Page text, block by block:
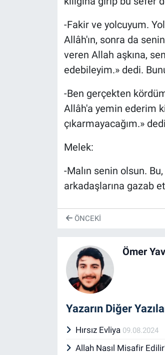
-Fakir ve yolcuyum.
Allâh'ın, sonra da
veren Allah aşkına,
edebileyim.» dedi.
-Ben gerçekten
Allâh'a yemin ederim
çıkarmayacağım.»
Melek:
-Malın senin olsun.
arkadaşlarına gazab
ÖNCEKI
Ömer
Yazarın Diğer
Hırsız Evliya 09.08.2024
Allah Nasıl Misafir